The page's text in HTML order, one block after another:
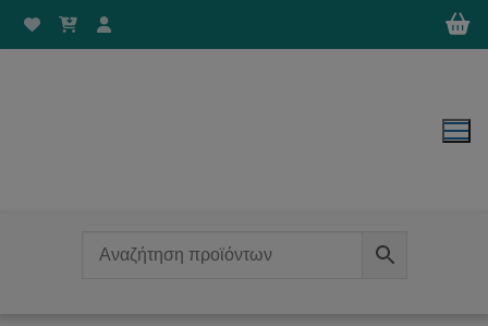
Μετάβαση